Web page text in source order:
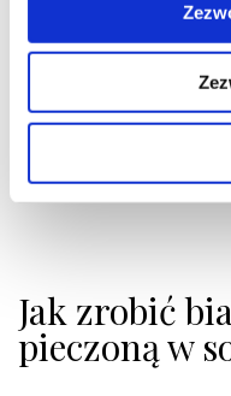
Jak zrobić
pieczoną w